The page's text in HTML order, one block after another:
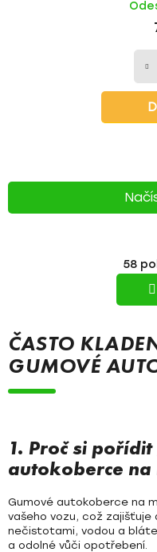
58
ČASTO
GUMOVÉ
1. Proč si
autokoberce na
Gumové autokoberce na
vašeho vozu, což zajišťuje
nečistotami, vodou a
a odolné vůči opotřebení.